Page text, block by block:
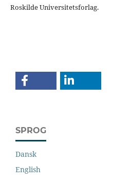
Roskilde Universitetsforlag.
SPROG
Dansk
English